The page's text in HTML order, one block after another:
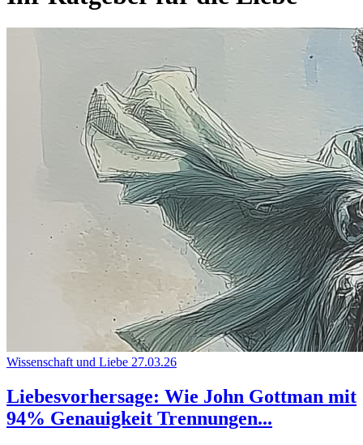
Wissenschaft und Liebe 27.03.26
Liebesvorhersage: Wie John Gottman mit
94% Genauigkeit Trennungen...